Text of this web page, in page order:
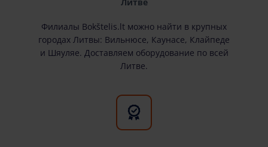
Филиалы Bokštelis.lt можно найти в крупных
городах Литвы: Вильнюсе, Каунасе, Клайпеде
и Шяуляе. Доставляем оборудование по всей
Литве.